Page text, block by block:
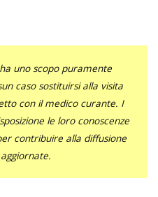
uno scopo puramente
caso sostituirsi alla visita
con il medico curante. I
le loro conoscenze
contribuire alla diffusione